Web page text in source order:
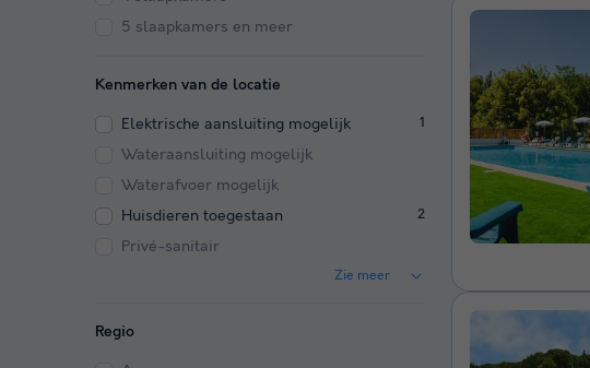
5 slaapkamers en meer
Kenmerken van de locatie
Elektrische aansluiting mogelijk 1
Wateraansluiting mogelijk
Waterafvoer mogelijk
Huisdieren toegestaan
2
Privé-sanitair
Zie meer
Regio